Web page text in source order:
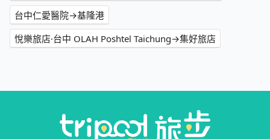
台中仁愛醫院→基隆港
悅樂旅店·台中 OLAH Poshtel Taichung→集好旅店